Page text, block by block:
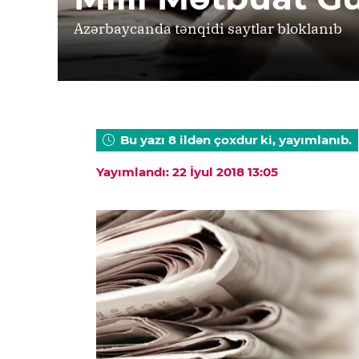
Azərbaycanda tənqidi saytlar bloklanıb
Bu yazı 8 ildən çoxdur ki, yayımlanıb.
Yayımlandı: 22 İyul 2018 13:05